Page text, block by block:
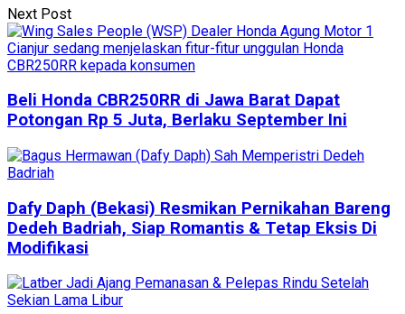
Next Post
Beli Honda CBR250RR di Jawa Barat Dapat
Potongan Rp 5 Juta, Berlaku September Ini
Dafy Daph (Bekasi) Resmikan Pernikahan Bareng
Dedeh Badriah, Siap Romantis & Tetap Eksis Di
Modifikasi